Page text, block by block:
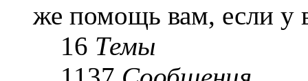
же помощь вам, если у
16 Темы